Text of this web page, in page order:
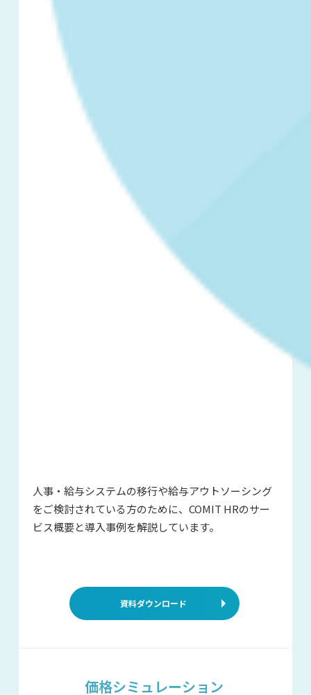
人事・給与システムの移行や給与アウ トソーシング
をご検討されている方のために、COMIT HRのサー
ビス概要と導入事例を解説しています。
資料ダウンロード
価格シミュレーション